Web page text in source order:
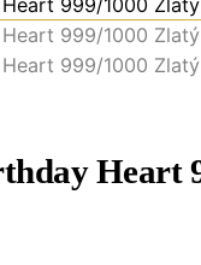
Heart